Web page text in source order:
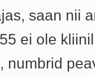
saan nii
ei ole
numbrid